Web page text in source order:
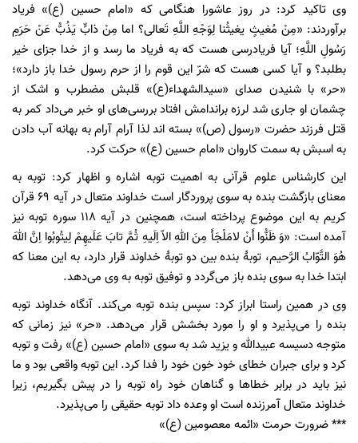
وی تاکید کرد: در روز عاشورا هنگامی که «امام حسین (ع)» فریاد
برآوردند: «مِنْ مُغیثٍ یغیثُنا لِوَجْهِ اللَّهِ تَعالى؟ اما مِنْ ذابٍّ یَذُبُّ عَنْ حَرَمِ
رَسُولِ اللَّهِ؛ آیا فریادرسی هست که به فریاد ما رسد و از خدا جزای خیر
بطلبد؟ و آیا کسی هست که شرّ این قوم را از حرم رسول خدا باز دارد»؛
«حر» با شنیدن صدای «سیدالشهداء(ع)» قلبش مضطرب و اشک از
چشمان او جاری شد لرزه براندامش افتاد بررسی‌های او خبر می‌داد کمر به
قتل فرزند حضرت «رسول (ص)» بسته اند لذا آرام آرام به بهانه آب دادن
به اسبش به سمت کاروان «امام حسین (ع)» حرکت کرد.
این کارشناس علوم قرآنی به اهمیت توبه اشاره و اظهار کرد: توبه به
معنای بازگشت بنده به سوی پروردگار است خداوند متعال در آیه ۶۹ قرآن
کریم به این موضوع پرداخته است، همچنین در آیه ۱۱۸ سوره توبه نیز
آمده است: «وَ ظَنُّوا أَنْ لامَلْجَأَ مِنَ اللهِ الاّ اِلَیهِ ثُمَّ تابَ عَلَیهِمْ لِیتُوبُوا اِنَّ اللهَ
هُوَ التَّوّابُ الرَّحیم، توبۀ بنده بین دو توبۀ خداوند قرار دارد، به این معنا که
ابتدا خدا به سوی بنده باز می‌گردد و توفیق توبه به وی می‌دهد.
وی در همین راستا ابراز کرد: سپس بنده توبه می‌کند. آنگاه خداوند توبه
بنده را می‌پذیرد و او را مورد بخشش قرار می‌دهد. «حر» نیز زمانی که
متوجه دسیسه عبیدالله و یزید شد به سوی «امام حسین (ع)» رفت و توبه
کرد و برای جبران خطای خود خون خود را فدا کرد. این توبه واقعی بود و ما
نیز باید در برابر خطا‌ها و گناهان خود راه توبه را در پیش بگیریم، زیرا
خداوند متعال آمرزنده است او وعده داد توبه حقیقی را می‌پذیرد.
*** ضرورت حرمت «ائمه معصومین (ع)»